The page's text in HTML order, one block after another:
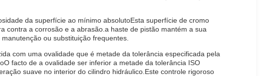
da superfície ao mínimo absolutoEsta superfície de cromo
contra a corrosão e a abrasão.a haste de pistão mantém a sua
ou substituição frequentes.
com uma ovalidade que é metade da tolerância especificada pela
facto de a ovalidade ser inferior a metade da tolerância ISO
suave no interior do cilindro hidráulico.Este controle rigoroso